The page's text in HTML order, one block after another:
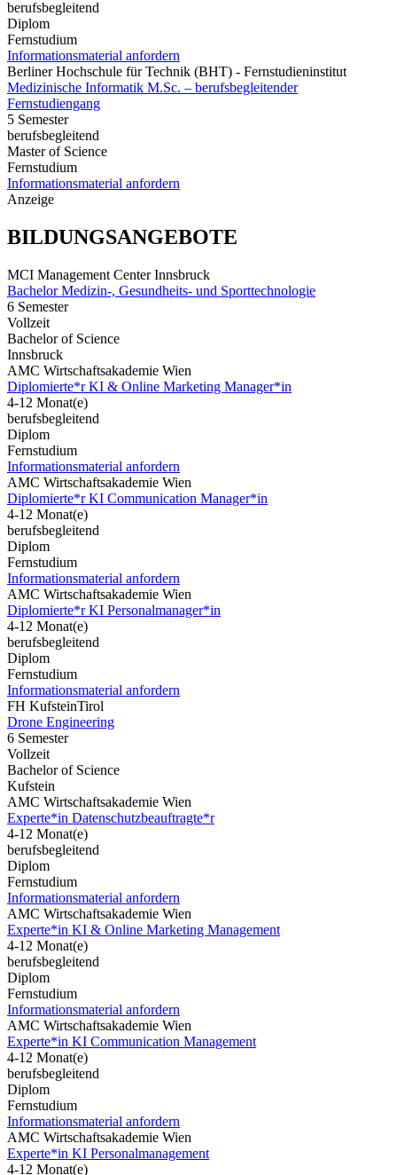
berufsbegleitend
Diplom
Fernstudium
Informationsmaterial anfordern
Berliner Hochschule für Technik (BHT) - Fernstudieninstitut
Medizinische Informatik M.Sc. – berufsbegleitender
Fernstudiengang
5 Semester
berufsbegleitend
Master of Science
Fernstudium
Informationsmaterial anfordern
Anzeige
BILDUNGSANGEBOTE
MCI Management Center Innsbruck
Bachelor Medizin-, Gesundheits- und Sporttechnologie
6 Semester
Vollzeit
Bachelor of Science
Innsbruck
AMC Wirtschaftsakademie Wien
Diplomierte*r KI & Online Marketing Manager*in
4-12 Monat(e)
berufsbegleitend
Diplom
Fernstudium
Informationsmaterial anfordern
AMC Wirtschaftsakademie Wien
Diplomierte*r KI Communication Manager*in
4-12 Monat(e)
berufsbegleitend
Diplom
Fernstudium
Informationsmaterial anfordern
AMC Wirtschaftsakademie Wien
Diplomierte*r KI Personalmanager*in
4-12 Monat(e)
berufsbegleitend
Diplom
Fernstudium
Informationsmaterial anfordern
FH KufsteinTirol
Drone Engineering
6 Semester
Vollzeit
Bachelor of Science
Kufstein
AMC Wirtschaftsakademie Wien
Experte*in Datenschutzbeauftragte*r
4-12 Monat(e)
berufsbegleitend
Diplom
Fernstudium
Informationsmaterial anfordern
AMC Wirtschaftsakademie Wien
Experte*in KI & Online Marketing Management
4-12 Monat(e)
berufsbegleitend
Diplom
Fernstudium
Informationsmaterial anfordern
AMC Wirtschaftsakademie Wien
Experte*in KI Communication Management
4-12 Monat(e)
berufsbegleitend
Diplom
Fernstudium
Informationsmaterial anfordern
AMC Wirtschaftsakademie Wien
Experte*in KI Personalmanagement
4-12 Monat(e)